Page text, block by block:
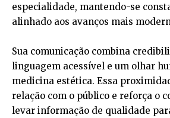
especialidade, mantendo-se
alinhado aos avanços mais
Sua comunicação combina
linguagem acessível e um olhar
medicina estética. Essa
relação com o público e reforça o
levar informação de qualidade